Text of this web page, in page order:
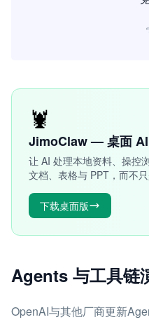
🦞
JimoClaw — 桌面
让 AI 处理本地资料、操控
文档、表格与 PPT，而不只
下载桌面版
Agents 与工具链
OpenAI与其他厂商更新